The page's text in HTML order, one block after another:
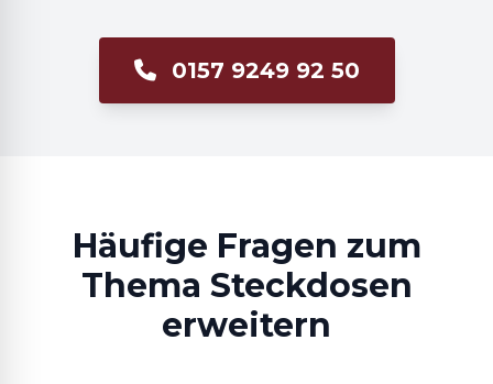
0157 9249 92 50
Häufige Fragen zum
Thema Steckdosen
erweitern